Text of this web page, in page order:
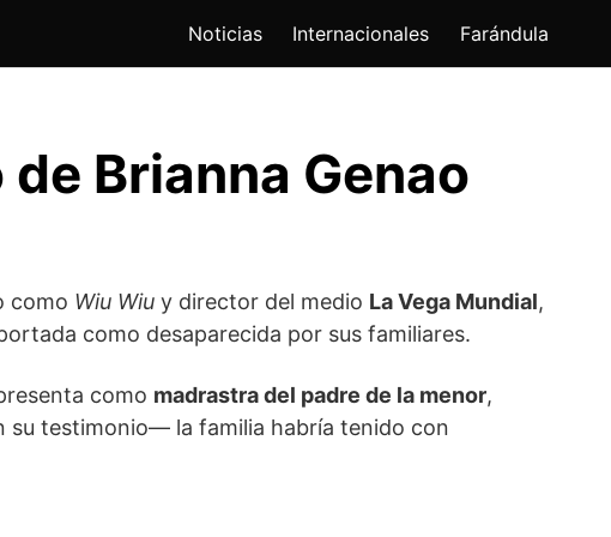
Noticias Internacionales Farándula
Brianna Genao
como Wiu Wiu y director del medio La Vega Mundial,
como desaparecida por sus familiares.
como madrastra del padre de la menor,
su testimonio— la familia habría tenido con